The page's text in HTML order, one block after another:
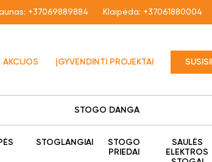
+37069889884 Klaipėda: +37061880004
AKCIJOS ĮGYVENDINTI PROJEKTAI
STOGO DANGA
STOGLANGIAI
STOGO
PRIEDAI
SAULĖS
ELEKTROS